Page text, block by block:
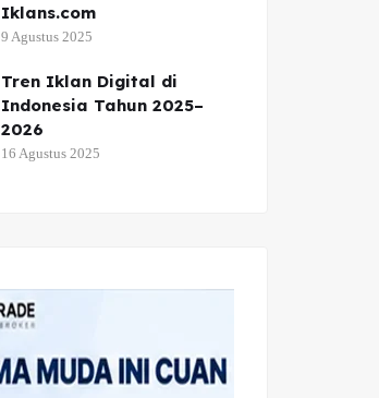
Iklans.com
9 Agustus 2025
Tren Iklan Digital di
Indonesia Tahun 2025–
2026
16 Agustus 2025